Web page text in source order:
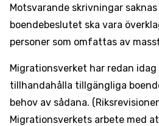
Motsvarande skrivningar
boendebeslutet ska vara
personer som omfattas av
Migrationsverket har redan
tillhandahålla tillgängliga
behov av sådana.
Migrationsverkets arbete med